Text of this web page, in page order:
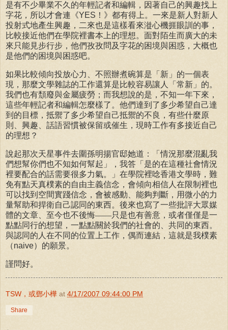
是有不少畢業不久的年輕記者和編輯，因著自己的興趣找上
字花，所以才會連《YES ！》都有得上。一來是新人對新人
投射式地產生興趣，二來也是這樣看來漇心機捱眼訓的事，
比較接近他們在學院裡書本上的理想。面對陌生而廣大的未
來只能見步行步，他們孜孜問及字花的困境與困惑，大概也
是他們的困境與困惑吧。
如果比較傾向投放心力、不照辦煮碗算是「新」的一個表
現，那麼文學雜誌的工作還算是比較容易讓人「常新」的。
我們也有頹廢與金屬疲勞；而我想說的是，不知一年下來，
這些年輕記者和編輯怎麼樣了。他們達到了多少希望自己達
到的目標，抵禦了多少希望自己抵禦的不良，有些什麼原
則、興趣、話語習慣被保留或催生，現時工作有多接近自己
的理想？
說起那次天星事件去圍孫明揚官邸她道：「情況那麼混亂我
們想幫你們也不知如何幫起」，我答「是的在這種社會情況
裡要配合的話需要很多力氣。」在學院裡唸香港文學時，難
免有點天真樸素的自由主義信念，會傾向相信人在限制裡也
可以找到空間實踐信念，會被感動、能夠判斷，用微小的力
量幫助和捍衛自己認同的東西。後來也寫了一些批評大眾媒
體的文章、至今也不後悔——只是也有善意，或者僅僅是一
點點同行的想望，一點點關於我們的社會的、共同的東西。
與認同的人在不同的位置上工作，偶而連結，這就是我樸素
（naive）的願景。
謹問好。
TSW，或鄧小樺 at 4/17/2007 09:44:00 PM
Share